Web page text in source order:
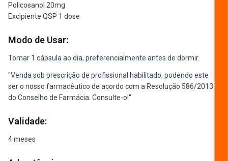
Policosanol 20mg
Excipiente QSP 1 dose
Modo de Usar:
Tomar 1 cápsula ao dia, preferencialmente antes de dormir.
"Venda sob prescrição de profissional habilitado, podendo este
ser o nosso farmacêutico de acordo com a Resolução 586/2013
do Conselho de Farmácia. Consulte-o!"
Validade:
4 meses